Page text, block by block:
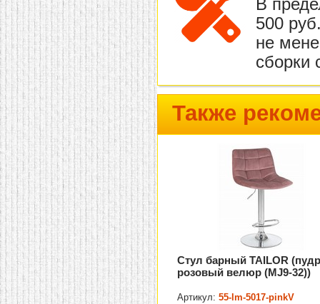
В
500
не
сборки
Также
Стул барный TAILOR
розовый велюр (MJ9-32))
Артикул:55-lm-5017-pinkV